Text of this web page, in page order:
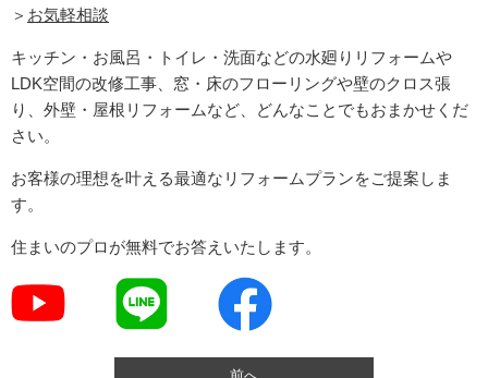
＞ お気軽相談
キッチン・お風呂・トイレ・洗面などの水廻りリフォームや
LDK空間の改修工事、窓・床のフローリングや壁のクロス張
り、外壁・屋根リフォームなど、どんなことでもおまかせくだ
さい。
お客様の理想を叶える最適なリフォームプランをご提案しま
す。
住まいのプロが無料でお答えいたします。